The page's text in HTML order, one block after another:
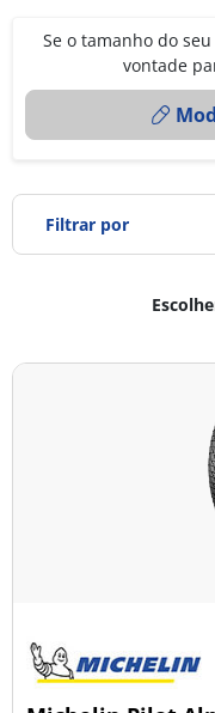
Se o tamanho do
vontade
Filtrar por
Todos os tipos
Todas as
Ligeiro (22)